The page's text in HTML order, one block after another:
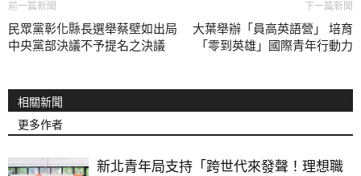
前一篇新聞
民眾黨彰化縣長選舉蔡壁如出局
中央黨部決議不予提名之決議
下一篇新聞
大葉舉辦「員高英語營」 培育
「零到英雄」國際青年行動力
相關新聞
更多作者
新北青年局支持「跨世代來發聲！理想職